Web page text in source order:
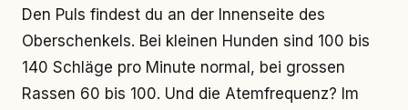
Den Puls findest du an der Innenseite des
Oberschenkels. Bei kleinen Hunden sind 100 bis
140 Schläge pro Minute normal, bei grossen
Rassen 60 bis 100. Und die Atemfrequenz? Im